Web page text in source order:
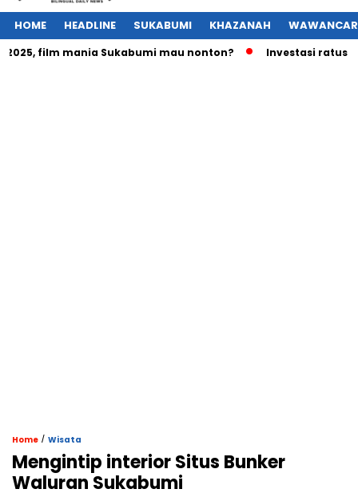
HOME HEADLINE SUKABUMI KHAZANAH
film mania Sukabumi mau nonton? Investasi ratusan
Home / Wisata
Mengintip interior Situs Bunker
Waluran Sukabumi